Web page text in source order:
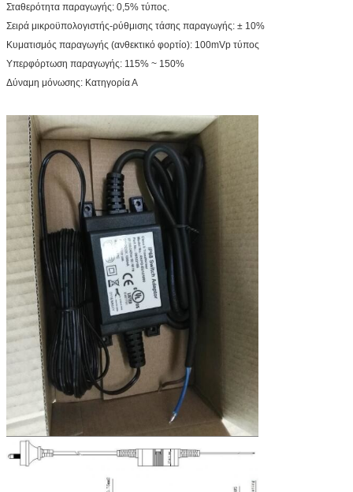
Σταθερότητα παραγωγής: 0,5% τύπος.
Σειρά μικροϋπολογιστής-ρύθμισης τάσης παραγωγής: ± 10%
Κυματισμός παραγωγής (ανθεκτικό φορτίο): 100mVp τύπος
Υπερφόρτωση παραγωγής: 115% ~ 150%
Δύναμη μόνωσης: Κατηγορία Α